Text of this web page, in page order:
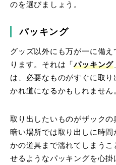
のを選びましょう。
パッキング
グッズ以外にも万が一に備
ります。それは「パッキング
は、必要なものがすぐに取
かれ道になるかもしれません
取り出したいものがザックの
暗い場所では取り出しに時
かの道具まで濡れてしまう
せるようなパッキングを心掛